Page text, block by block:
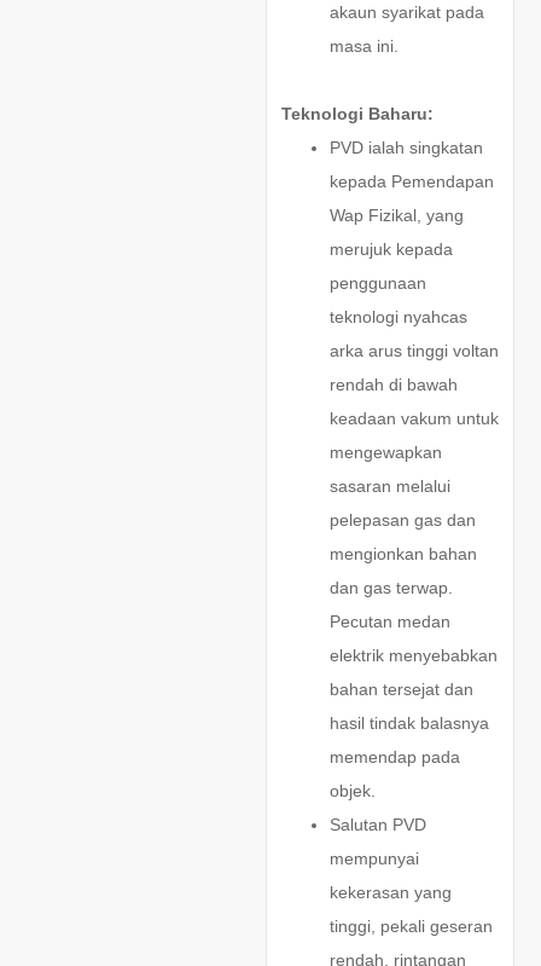
akaun syarikat pada
masa ini.
Teknologi Baharu:
PVD ialah singkatan
kepada Pemendapan
Wap Fizikal, yang
merujuk kepada
penggunaan
teknologi nyahcas
arka arus tinggi voltan
rendah di bawah
keadaan vakum untuk
mengewapkan
sasaran melalui
pelepasan gas dan
mengionkan bahan
dan gas terwap.
Pecutan medan
elektrik menyebabkan
bahan tersejat dan
hasil tindak balasnya
memendap pada
objek.
Salutan PVD
mempunyai
kekerasan yang
tinggi, pekali geseran
rendah, rintangan